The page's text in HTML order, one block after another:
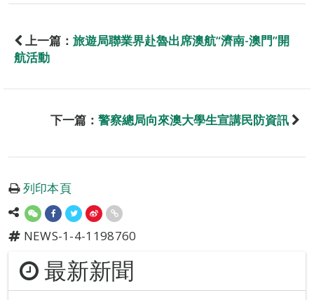
上一篇： 旅遊局聯業界赴魯出席澳航“濟南-澳門”開
航活動
下一篇： 警察總局向來澳大學生宣講民防資訊
列印本頁
NEWS-1-4-1198760
最新新聞